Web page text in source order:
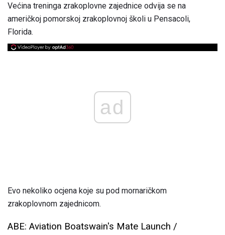
Većina treninga zrakoplovne zajednice odvija se na
američkoj pomorskoj zrakoplovnoj školi u Pensacoli,
Florida.
ad
Evo nekoliko ocjena koje su pod mornaričkom
zrakoplovnom zajednicom.
ABE: Aviation Boatswain's Mate Launch /